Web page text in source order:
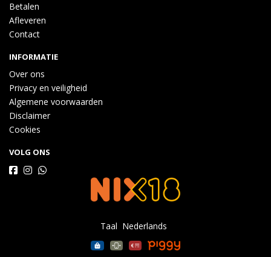
Betalen
Afleveren
Contact
INFORMATIE
Over ons
Privacy en veiligheid
Algemene voorwaarden
Disclaimer
Cookies
VOLG ONS
Taal